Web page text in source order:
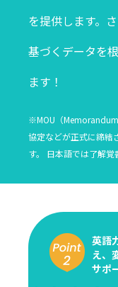
を提供します。
基づくデータを
ます！
※MOU（
協定などが正式に締結
す。 日本語では了解覚
英語
え、
サポ